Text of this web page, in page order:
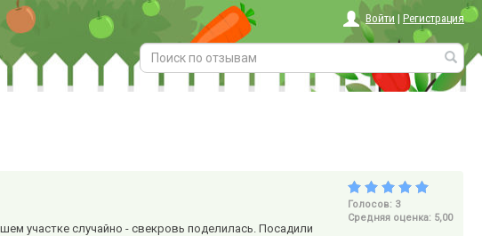
Войти | Регистрация
участке случайно - свекровь поделилась. Посадили
Голосов: 3
Средняя оценка: 5,00